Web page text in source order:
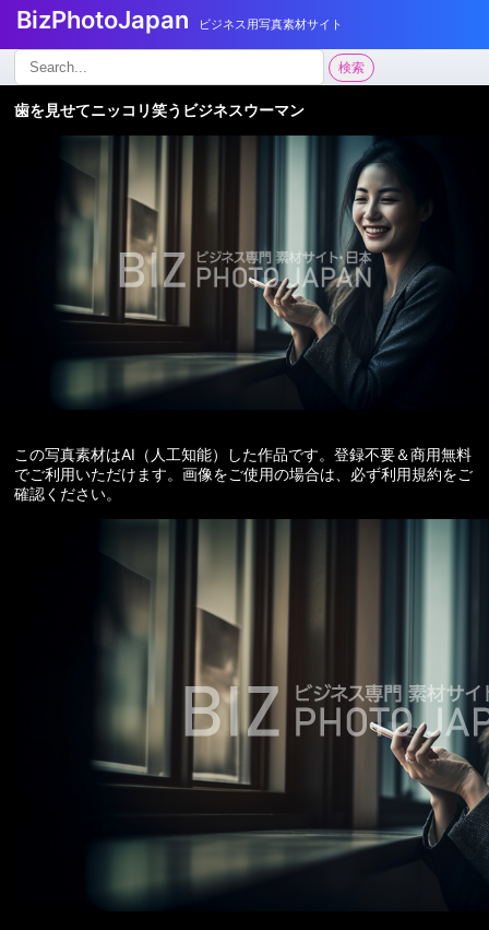
BizPhotoJapan ビジネス用写真素材サイト
検
索:
検索
歯を見せてニッコリ笑うビジネスウーマン
この写真素材はAI（人工知能）した作品です。登録不要＆商用無料
でご利用いただけます。画像をご使用の場合は、必ず利用規約をご
確認ください。